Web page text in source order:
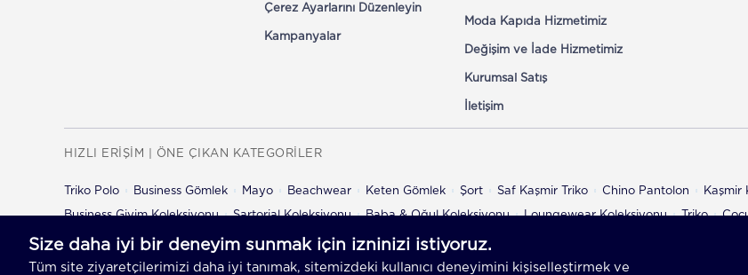
Çerez Ayarlarını Düzenleyin
Kampanyalar
Moda Kapıda Hizmetimiz
Değişim ve İade Hizmetimiz
Kurumsal Satış
İletişim
HIZLI ERİŞİM | ÖNE ÇIKAN KATEGORİLER
Triko Polo Business Gömlek Mayo Beachwear Keten Gömlek Şort Saf Kaşmir Triko Chino Pantolon Kaşmir
Business Giyim Koleksiyonu Sartorial Koleksiyonu Baba & Oğul Koleksiyonu Loungewear Koleksiyonu Triko
Çocuk Şort Çocuk Pantolon